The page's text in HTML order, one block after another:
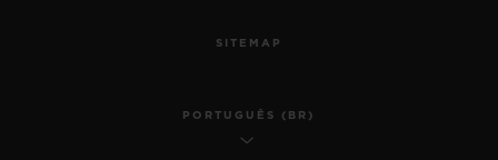
SITEMAP
PORTUGUÊS (BR)